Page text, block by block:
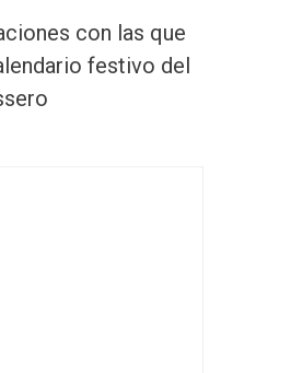
con las que
festivo del